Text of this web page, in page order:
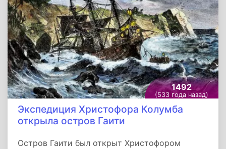
1492
(533 года назад)
Экспедиция Христофора Колумба
открыла остров Гаити
Остров Гаити был открыт Христофором